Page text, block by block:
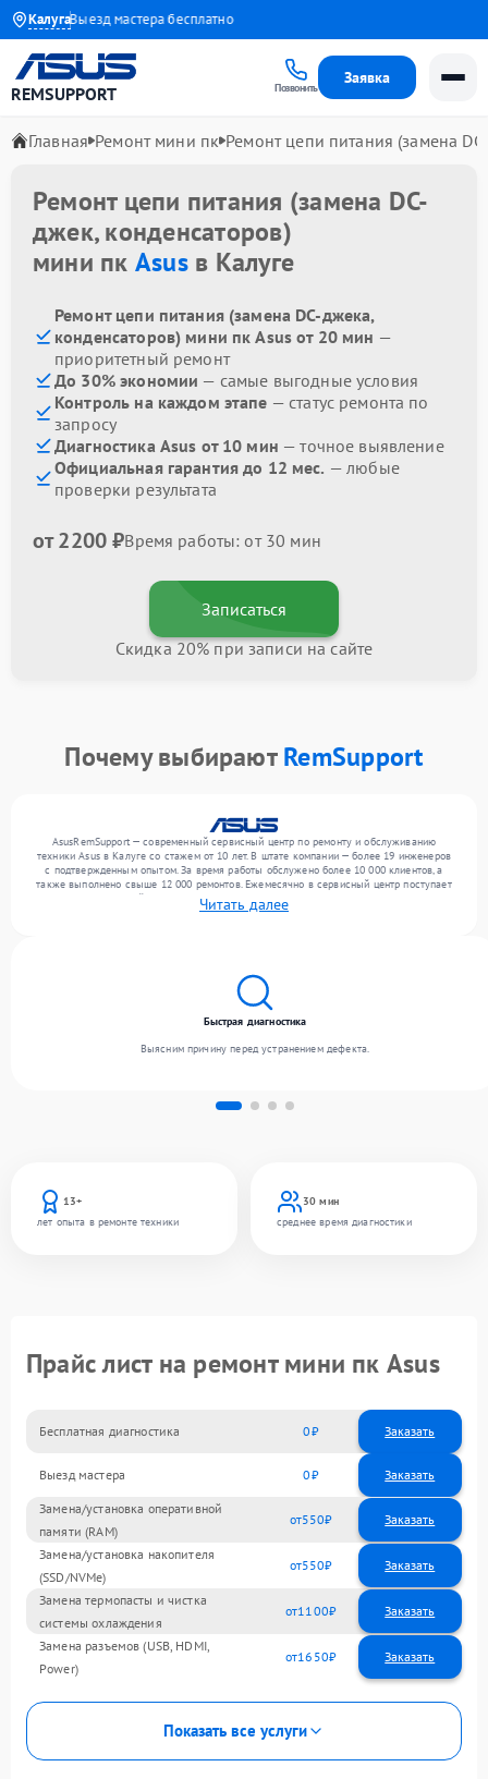
КалугаВыезд мастера бесплатно
REMSUPPORT Позвонить
Заявка
Главная Ремонт мини пк Ремонт цепи питания (замена
Ремонт цепи питания (замена DC-
джек, конденсаторов)
мини пк Asusв Калуге
Ремонт цепи питания (замена DC-джека,
конденсаторов) мини пк Asus от 20 мин —
приоритетный ремонт
До 30% экономии — самые выгодные условия
Контроль на каждом этапе — статус ремонта по
запросу
Диагностика Asus от 10 мин — точное выявление
Официальная гарантия до 12 мес. — любые
проверки результата
от 2200 ₽Время работы: от 30 мин
Записаться
Скидка 20% при записи на сайте
Почему выбираютRemSupport
AsusRemSupport — современный сервисный центр по ремонту и обслуживанию
техники Asus в Калуге со стажем от 10 лет. В штате компании — более 19 инженеров
с подтвержденным опытом. За время работы обслужено более 10 000 клиентов, а
также выполнено свыше 12 000 ремонтов. Ежемесячно в сервисный центр поступает
более 300 устройств, включая , , . Мы выполняем ремонт различного уровня
сложности и предлагаем стабильный уровень сервиса благодаря использованию
Читать далее
13+
лет опыта в ремонте техники
30 мин
среднее время диагностики
Быстрая диагностика
Выясним причину перед устранением дефекта.
Прайс лист на ремонт мини пк Asus
Бесплатная диагностика 0 Заказать
Выезд мастера 0 Заказать
Замена/установка оперативной
памяти (RAM)
550
Замена/установка накопителя
(SSD/NVMe)
550
Замена термопасты и чистка
системы охлаждения
1100
Замена разъемов (USB, HDMI,
Power)
1650
Показать все услуги